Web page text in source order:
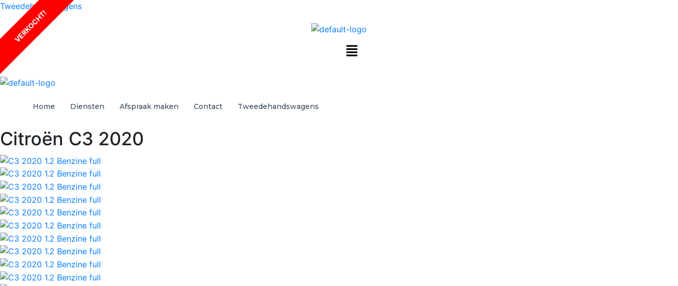
Tweedehandswagens
Home Diensten Afspraak maken Contact Tweedehandswagens
Citroën C3 2020
VERKOCHT!